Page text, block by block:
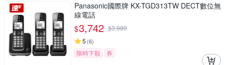
Panasonic國際牌 KX-TGD313TW DECT數位無
線電話
$3,742 $3,980
5 (6)
限時下殺 券